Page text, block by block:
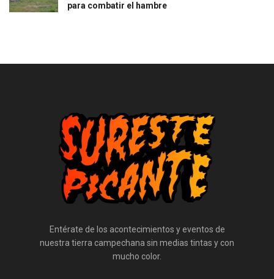
para combatir el hambre
Entérate de los acontecimientos y eventos de
nuestra tierra campechana sin medias tintas y con
mucho color.